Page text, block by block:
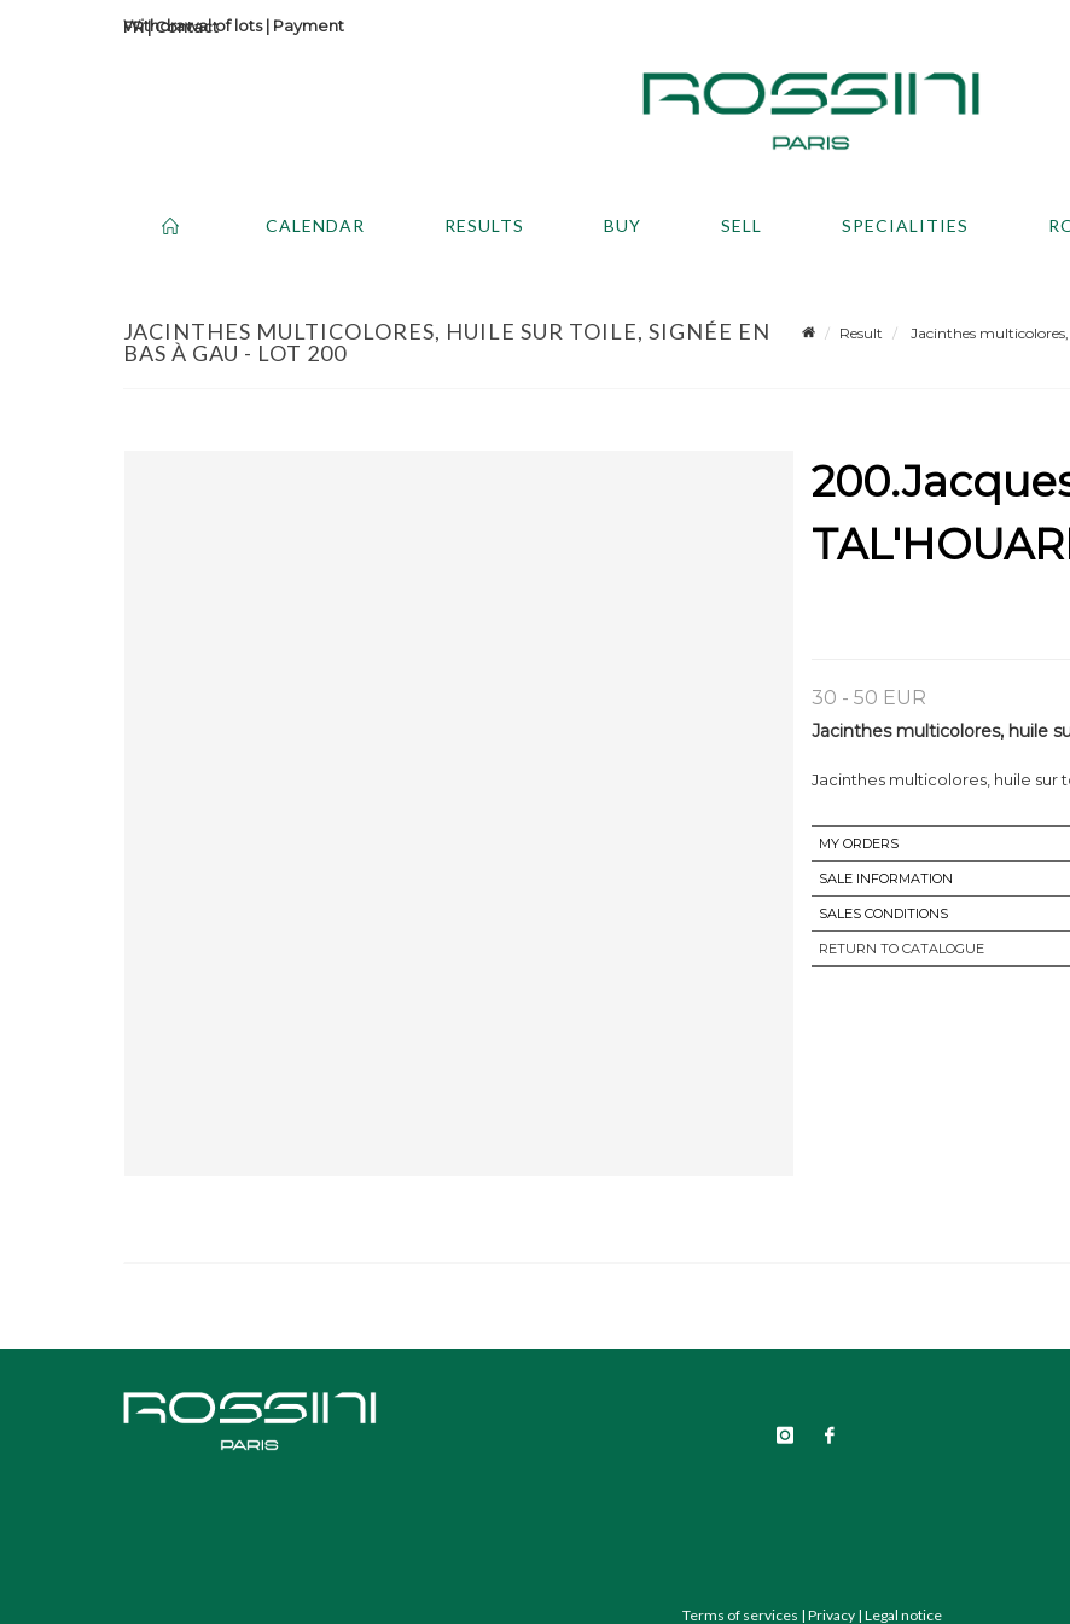
Contact
Withdrawal of lots| Payment
CALENDAR RESULTS BUY SELL SPECIALITIES
JACINTHES MULTICOLORES, HUILE SUR TOILE, SIGNÉE EN
BAS À GAU - LOT 200
Result Jacinthes
30 - 50 EUR
Jacinthes multicolores, huile
Jacinthes multicolores, huile sur
MY ORDERS
SALE INFORMATION
SALES CONDITIONS
RETURN TO CATALOGUE
Terms of services | Privacy| Legal notice